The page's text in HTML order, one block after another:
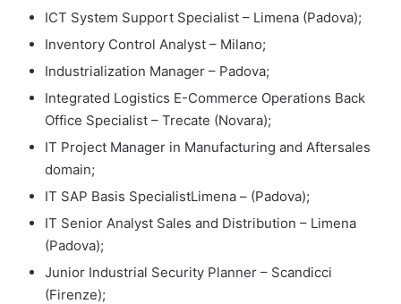
ICT System Support Specialist – Limena (Padova);
Inventory Control Analyst – Milano;
Industrialization Manager – Padova;
Integrated Logistics E-Commerce Operations Back
Office Specialist – Trecate (Novara);
IT Project Manager in Manufacturing and Aftersales
domain;
IT SAP Basis SpecialistLimena – (Padova);
IT Senior Analyst Sales and Distribution – Limena
(Padova);
Junior Industrial Security Planner – Scandicci
(Firenze);